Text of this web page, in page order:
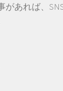
があれば、